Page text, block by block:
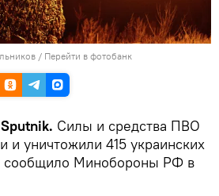
/ Перейти в фотобанк
Силы и средства ПВО
и уничтожили 415 украинских
сообщило Минобороны РФ в